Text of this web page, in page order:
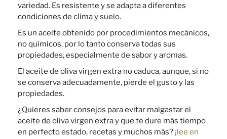
variedad. Es resistente y se adapta a diferentes
condiciones de clima y suelo.
Es un aceite obtenido por procedimientos mecánicos,
no químicos, por lo tanto conserva todas sus
propiedades, especialmente de sabor y aromas.
El aceite de oliva virgen extra no caduca, aunque, si no
se conserva adecuadamente, pierde el gusto y las
propiedades.
¿Quieres saber consejos para evitar malgastar el
aceite de oliva virgen extra y que te dure más tiempo
en perfecto estado, recetas y muchos más? ¡lee en